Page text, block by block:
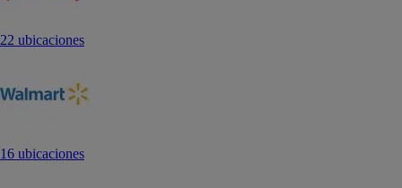
22 ubicaciones
16 ubicaciones